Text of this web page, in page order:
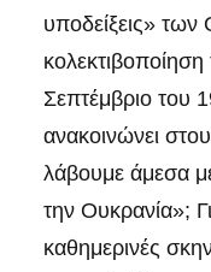
υποδείξεις»
κολεκτιβοποίηση
Σεπτέμβριο του
ανακοινώνει
λάβουμε άμεσα
την Ουκρανία»;
καθημερινές